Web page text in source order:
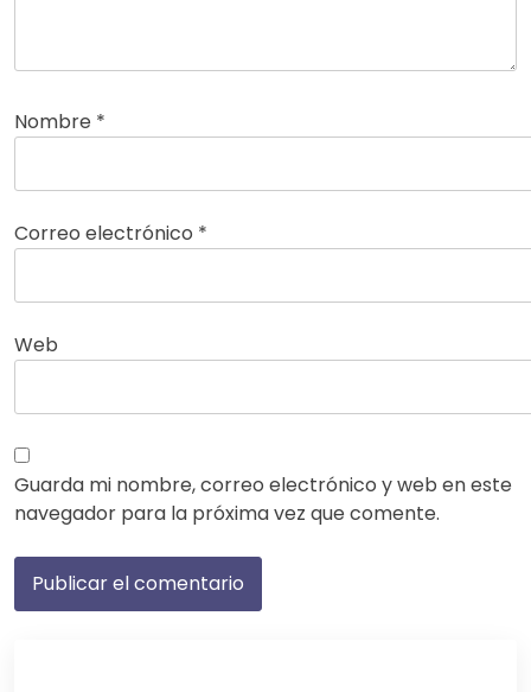
Nombre *
Correo electrónico *
Web
Guarda mi nombre, correo electrónico y web en este
navegador para la próxima vez que comente.